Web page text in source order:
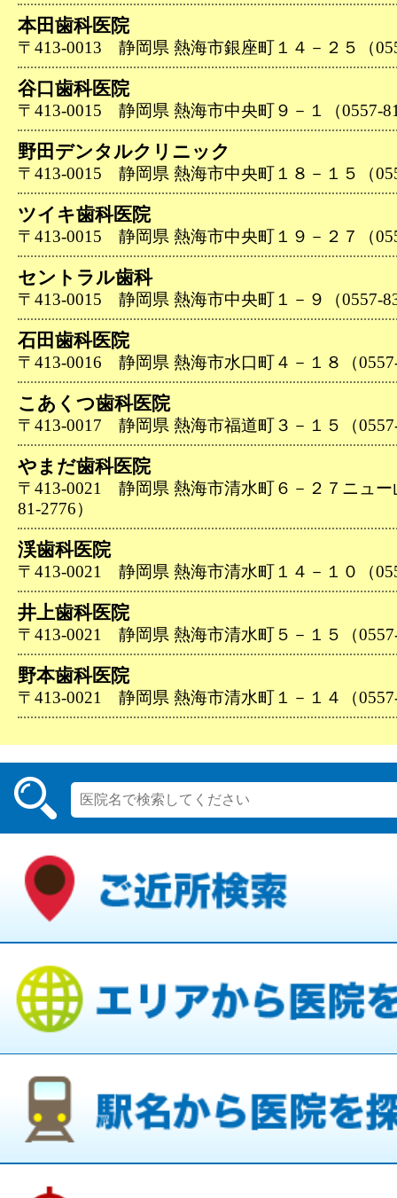
本田歯科医院
〒413-0013 静岡県 熱海市銀座町１４－２５（
谷口歯科医院
〒413-0015 静岡県 熱海市中央町９－１（0557-
野田デンタルクリニック
〒413-0015 静岡県 熱海市中央町１８－１５（
ツイキ歯科医院
〒413-0015 静岡県 熱海市中央町１９－２７（
セントラル歯科
〒413-0015 静岡県 熱海市中央町１－９（0557-
石田歯科医院
〒413-0016 静岡県 熱海市水口町４－１８（
こあくつ歯科医院
〒413-0017 静岡県 熱海市福道町３－１５（
やまだ歯科医院
〒413-0021 静岡県 熱海市清水町６－２７ニュー
81-2776）
渓歯科医院
〒413-0021 静岡県 熱海市清水町１４－１０（
井上歯科医院
〒413-0021 静岡県 熱海市清水町５－１５（
野本歯科医院
〒413-0021 静岡県 熱海市清水町１－１４（